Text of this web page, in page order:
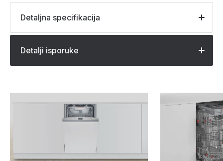
Detaljna specifikacija
Detalji isporuke